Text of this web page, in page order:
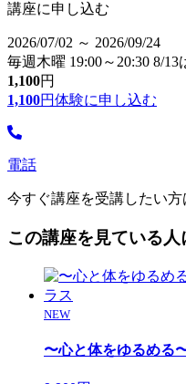
講座に申し込む
2026/07/02 ～ 2026/09/24
毎週木曜 19:00～20:30 8/
1,100円
1,100円体験に申し込む
電話
今すぐ講座を受講したい方
この講座を見ている
NEW
〜心と体をゆるめる